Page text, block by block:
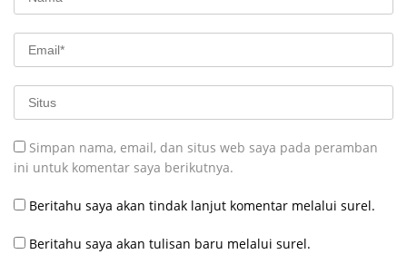
Simpan nama, email, dan situs web saya pada peramban
ini untuk komentar saya berikutnya.
Beritahu saya akan tindak lanjut komentar melalui surel.
Beritahu saya akan tulisan baru melalui surel.